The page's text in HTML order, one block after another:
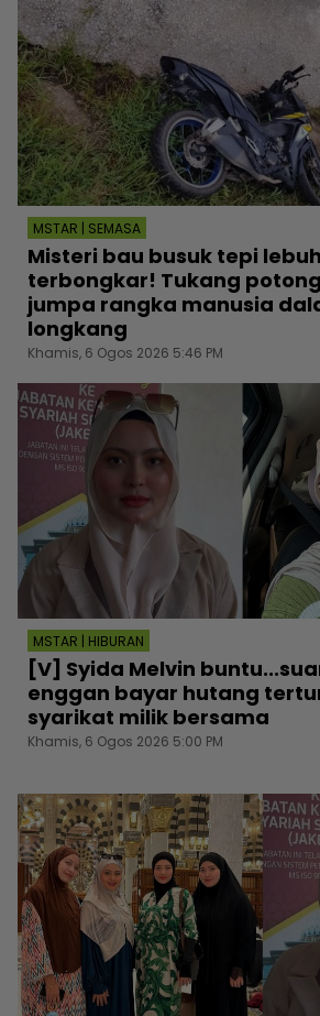
MSTAR | SEMASA
Misteri bau busuk tepi
terbongkar! Tukang
jumpa rangka manusia
longkang
Khamis, 6 Ogos 2026 5:46 PM
MSTAR | HIBURAN
[V] Syida Melvin
enggan bayar hutang
syarikat milik bersama
Khamis, 6 Ogos 2026 5:00 PM